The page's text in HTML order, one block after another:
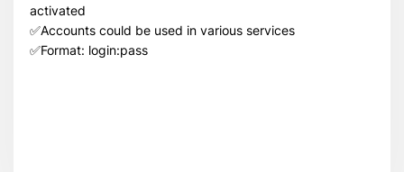
activated
✅Accounts could be used in various services
✅Format: login:pass